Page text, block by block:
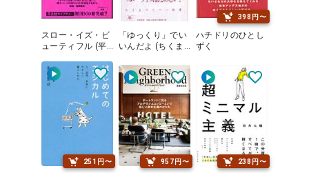
スロー・イズ・ビ
ューティフル (平
「ゆっくり」でい
いんだよ (ちくま
398円〜
ハチドリのひとし
ずく
251円〜 957円〜 238円〜